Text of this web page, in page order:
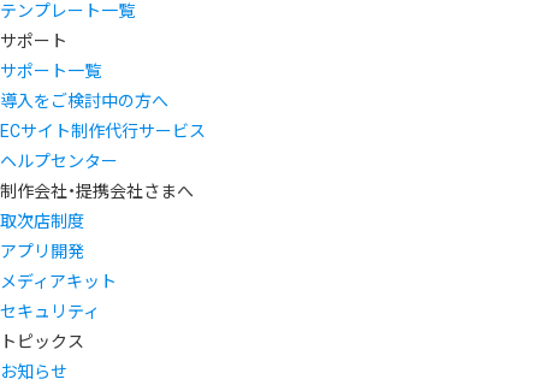
テンプレート一覧
サポート
サポート一覧
導入をご検討中の方へ
ECサイト制作代行サービス
ヘルプセンター
制作会社・提携会社さまへ
取次店制度
アプリ開発
メディアキット
セキュリティ
トピックス
お知らせ